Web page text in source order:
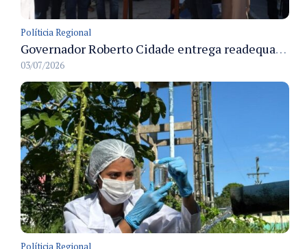
Políticia Regional
Governador Roberto Cidade entrega readequação do ambulatório da FCecon e amplia capacidade de atendimento oncológico em Manaus
03/07/2026
Políticia Regional